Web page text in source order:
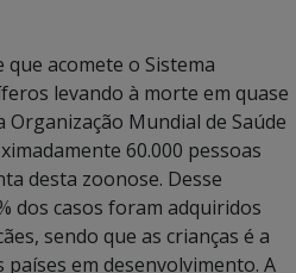
que acomete o Sistema
levando à morte em quase
Organização Mundial de Saúde
60.000 pessoas
desta zoonose. Desse
dos casos foram adquiridos
sendo que as crianças é a
em desenvolvimento. A